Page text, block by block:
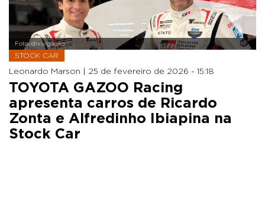
Foto: divulgação
STOCK CAR
Leonardo Marson | 25 de fevereiro de 2026 - 15:18
TOYOTA GAZOO Racing
apresenta carros de Ricardo
Zonta e Alfredinho Ibiapina na
Stock Car